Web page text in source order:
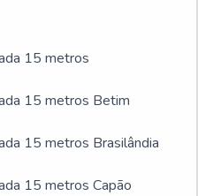
15 metros
15 metros Betim
15 metros Brasilândia
15 metros Capão